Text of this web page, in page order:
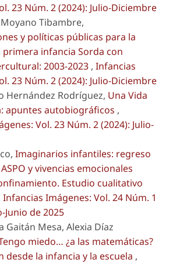
23 Núm. 2 (2024): Julio-Diciembre
Tibambre,
y políticas públicas para la
primera infancia Sorda con
2003-2023 , Infancias
23 Núm. 2 (2024): Julio-Diciembre
Hernández Rodríguez, Una Vida
apuntes autobiográficos ,
Vol. 23 Núm. 2 (2024): Julio-
Imaginarios infantiles: regreso
y vivencias emocionales
Estudio cualitativo
Infancias Imágenes: Vol. 24 Núm. 1
Junio de 2025
Gaitán Mesa, Alexia Díaz
miedo… ¿a las matemáticas?
desde la infancia y la escuela ,